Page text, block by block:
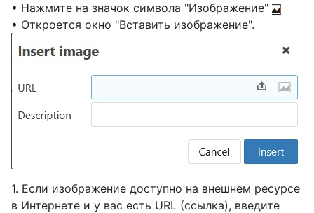
• Нажмите на значок символа "Изображение"
• Откроется окно "Вставить изображение".
1. Если изображение доступно на внешнем ресурсе
в Интернете и у вас есть URL (ссылка), введите